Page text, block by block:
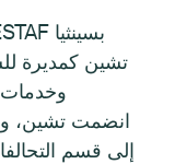
تشين كمديرة
وخدمات